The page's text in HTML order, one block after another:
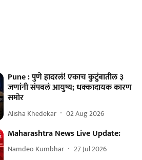
Pune : पुणे हादरलं! एकाच कुटुंबातील ३
जणांनी संपवलं आयुष्य; धक्कादायक कारण
समोर
Alisha Khedekar 02 Aug 2026
Maharashtra News Live Update:
Namdeo Kumbhar 27 Jul 2026